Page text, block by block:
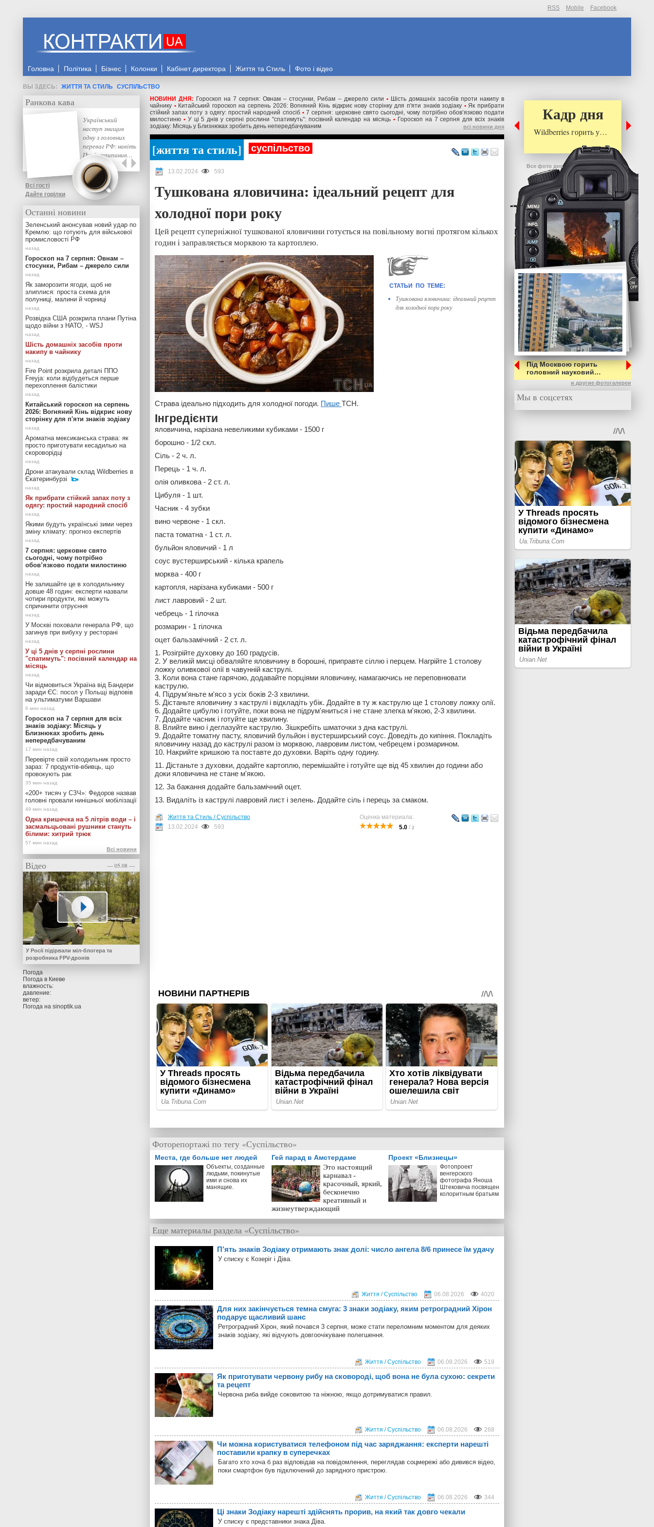
RSS Mobile Facebook
Головна Політика Бізнес Колонки Кабінет директора Життя та Стиль Фото і відео
ЖИТТЯ ТА СТИЛЬ СУСПІЛЬСТВО
НОВИНИ ДНЯ: Гороскоп на 7 серпня: Овнам – стосунки, Рибам – джерело сили • Шість домашніх засобів проти накипу в
чайнику • Китайський гороскоп на серпень 2026: Вогняний Кінь відкриє нову сторінку для п'яти знаків зодіаку • Як прибрати
стійкий запах поту з одягу: простий народний спосіб • 7 серпня: церковне свято сьогодні, чому потрібно обов’язково подати
милостиню • У ці 5 днів у серпні рослини "спатимуть": посівний календар на місяць • Гороскоп на 7 серпня для всіх знаків
зодіаку: Місяць у Близнюках зробить день непередбачуваним
всі новини дня
життя та стиль суспільство
13.02.2024 593
Тушкована яловичина: ідеальний рецепт для
холодної пори року
Цей рецепт суперніжної тушкованої яловичини готується на повільному вогні протягом кількох
годин і заправляється морквою та картоплею.
Тушкована яловичина: ідеальний рецепт
для холодної пори року
Страва ідеально підходить для холодної погоди. Пише ТСН.
Інгредієнти
яловичина, нарізана невеликими кубиками - 1500 г
борошно - 1/2 скл.
Сіль - 2 ч. л.
Перець - 1 ч. л.
олія оливкова - 2 ст. л.
Цибуля - 1 шт.
Часник - 4 зубки
вино червоне - 1 скл.
паста томатна - 1 ст. л.
бульйон яловичий - 1 л
соус вустерширський - кілька крапель
морква - 400 г
картопля, нарізана кубиками - 500 г
лист лавровий - 2 шт.
чебрець - 1 гілочка
розмарин - 1 гілочка
оцет бальзамічний - 2 ст. л.
Розігрійте духовку до 160 градусів.
У великій мисці обваляйте яловичину в борошні, приправте сіллю і перцем. Нагрійте 1 столову
ложку оливкової олії в чавунній каструлі.
Коли вона стане гарячою, додавайте порціями яловичину, намагаючись не переповнювати
каструлю.
Підрум'яньте м'ясо з усіх боків 2-3 хвилини.
Дістаньте яловичину з каструлі і відкладіть убік. Додайте в ту ж каструлю ще 1 столову ложку олії.
Додайте цибулю і готуйте, поки вона не підрум'яниться і не стане злегка м'якою, 2-3 хвилини.
Додайте часник і готуйте ще хвилину.
Влийте вино і деглазуйте каструлю. Зішкребіть шматочки з дна каструлі.
Додайте томатну пасту, яловичий бульйон і вустерширський соус. Доведіть до кипіння. Покладіть
яловичину назад до каструлі разом із морквою, лавровим листом, чебрецем і розмарином.
10. Накрийте кришкою та поставте до духовки. Варіть одну годину.
11. Дістаньте з духовки, додайте картоплю, перемішайте і готуйте ще від 45 хвилин до години або
доки яловичина не стане м'якою.
12. За бажання додайте бальзамічний оцет.
13. Видаліть із каструлі лавровий лист і зелень. Додайте сіль і перець за смаком.
Оценка материала:
5.0 / 2
Життя та Стиль / Суспільство
13.02.2024
593
Фоторепортажі по тегу «Суспільство»
Места, где больше нет людей
Объекты, созданные
людьми, покинутые
ими и снова их
манящие.
Гей парад в Амстердаме
Это настоящий
карнавал -
красочный, яркий,
бесконечно
креативный и
жизнеутверждающий
Проект «Близнецы»
Фотопроект
венгерского
фотографа Яноша
Штековича посвящен
колоритным братьям
Еще материалы раздела «Суспільство»
П’ять знаків Зодіаку отримають знак долі: число ангела 8/6 принесе їм удачу
У списку є Козеріг і Діва.
Життя / Суспільство 06.08.2026 4020
Для них закінчується темна смуга: 3 знаки зодіаку, яким ретроградний Хірон
подарує щасливий шанс
Ретроградний Хірон, який почався 3 серпня, може стати переломним моментом для деяких
знаків зодіаку, які відчують довгоочікуване полегшення.
Життя / Суспільство 06.08.2026 519
Як приготувати червону рибу на сковороді, щоб вона не була сухою: секрети
та рецепт
Червона риба вийде соковитою та ніжною, якщо дотримуватися правил.
Життя / Суспільство 06.08.2026 268
Чи можна користуватися телефоном під час заряджання: експерти нарешті
поставили крапку в суперечках
Багато хто хоча б раз відповідав на повідомлення, переглядав соцмережі або дивився відео,
поки смартфон був підключений до зарядного пристрою.
Життя / Суспільство 06.08.2026 344
Ці знаки Зодіаку нарешті здійснять прорив, на який так довго чекали
У списку є представники знака Діва.
Ранкова кава
Український
наступ знищив
одну з головних
переваг РФ: навіть
Путін припинив…
Всі гості
Дайте горілки
Останні новини
Зеленський анонсував новий удар по
Кремлю: що готують для військової
промисловості РФ
Гороскоп на 7 серпня: Овнам –
стосунки, Рибам – джерело сили
Як заморозити ягоди, щоб не
злиплися: проста схема для
полуниці, малини й чорниці
Розвідка США розкрила плани Путіна
щодо війни з НАТО, - WSJ
Шість домашніх засобів проти
накипу в чайнику
Fire Point розкрила деталі ППО
Freyja: коли відбудеться перше
перехоплення балістики
Китайський гороскоп на серпень
2026: Вогняний Кінь відкриє нову
сторінку для п'яти знаків зодіаку
Ароматна мексиканська страва: як
просто приготувати кесадилью на
скороворідці
Дрони атакували склад Wildberries в
Єкатеринбурзі
Як прибрати стійкий запах поту з
одягу: простий народний спосіб
Якими будуть українські зими через
зміну клімату: прогноз експертів
7 серпня: церковне свято
сьогодні, чому потрібно
обов’язково подати милостиню
Не залишайте це в холодильнику
довше 48 годин: експерти назвали
чотири продукти, які можуть
спричинити отруєння
У Москві поховали генерала РФ, що
загинув при вибуху у ресторані
У ці 5 днів у серпні рослини
"спатимуть": посівний календар на
місяць
Чи відмовиться Україна від Бандери
заради ЄС: посол у Польщі відповів
на ультиматуми Варшави
Гороскоп на 7 серпня для всіх
знаків зодіаку: Місяць у
Близнюках зробить день
непередбачуваним
Перевірте свій холодильник просто
зараз: 7 продуктів-вбивць, що
провокують рак
«200+ тисяч у СЗЧ»: Федоров назвав
головні провали нинішньої мобілізації
Одна кришечка на 5 літрів води – і
засмальцьовані рушники стануть
білими: хитрий трюк
Всі новини
Відео — 05.08 —
У Росії підірвали міл-блогера та
розробника FPV-дронів
Погода
Погода в Киеве
влажность:
давление:
ветер:
Погода на sinoptik.ua
Кадр дня
Wildberries горить у…
Все фото дня
Під Москвою горить
головний науковий…
и другие фотогалереи
Мы в соцсетях